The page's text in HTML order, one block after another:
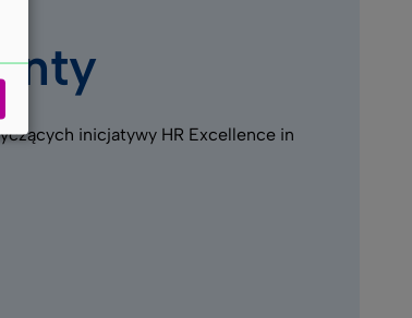
inicjatywy HR Excellence in